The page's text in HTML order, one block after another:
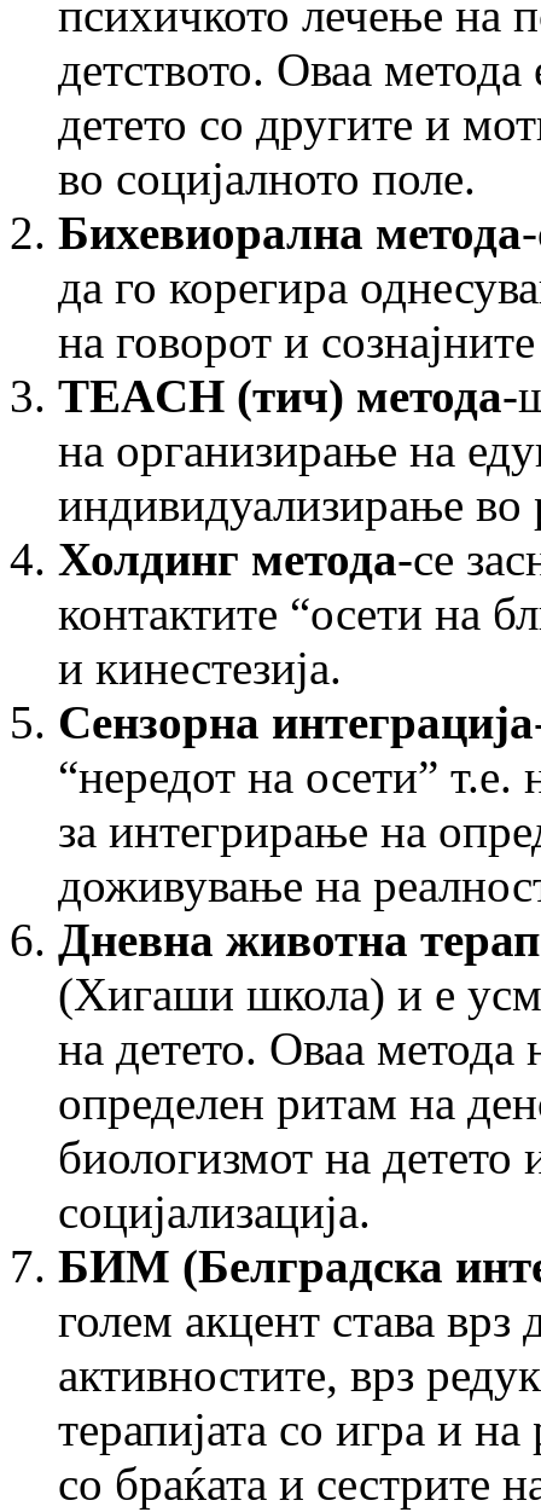
психичкото лечење на
детството. Оваа
детето со другите и
во социјалното поле.
Бихевиорална метода
да го корегира
на говорот и
TEACH (тич) метода-
на организирање на
индивидуализирање во
Холдинг метода-се
контактите “осети на
и кинестезија.
Сензорна интеграција
“нередот на осети”
за интегрирање на
доживување на
Дневна животна
(Хигаши школа) и е
на детето. Оваа метода
определен ритам на
биологизмот на детето
социјализација.
БИМ (Белградска
голем акцент става
активностите, врз
терапијата со игра и
со браќата и сестрите